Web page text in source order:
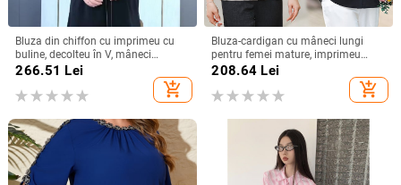
Bluza din chiffon cu imprimeu cu
buline, decolteu în V, mâneci
bufante, croială lejeră
266.51 Lei
add_shopping_cart
Bluza-cardigan cu mâneci lungi
pentru femei mature, imprimeu
floral, croială lejeră, rever,
primăvară-vară 2025, poliester
208.64 Lei
add_shopping_cart